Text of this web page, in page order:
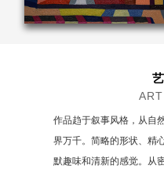
作品趋于叙事风格，从自
界万千。简略的形状、精
默趣味和清新的感觉。从